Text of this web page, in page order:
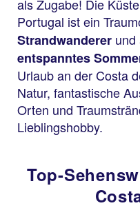
als Zugabe! Die
Portugal ist ein
Strandwanderer und
entspanntes
Urlaub an der Costa
Natur, fantastische
Orten und
Lieblingshobby.
Top-